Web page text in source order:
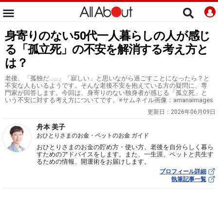
身寄りのない50代一人暮らしの人が感じ
る「孤立死」の不安を解消する考え方と
は？
老後、「孤独だ……」「寂しい」と思いながら過ごすことになったら？と
不安な人もいるようです。そんな老後不安を抱えている方の疑問に、専
門家が回答します。今回は、身寄りのない独身者が感じる「孤立死」と
いう不安に対する考え方についてです。※サムネイル画像：amanaimages
更新日： 2026年06月09日
舟本 美子
おひとりさまのお金・ペットのお金 ガイド
おひとりさまのお金の貯め方・使い方、老後を自分らしく暮ら
すためのアドバイスをします。また、一生涯、ペットと共生す
るための情報、開運術をお届けします。
プロフィール詳細
執筆記事一覧